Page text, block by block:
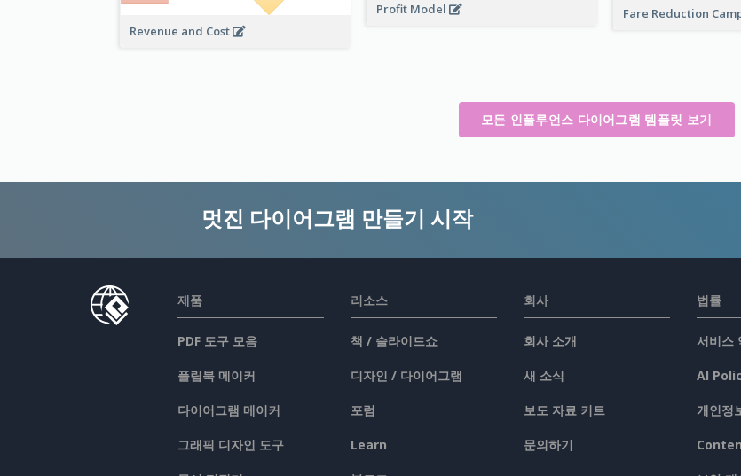
Revenue and Cost
Profit Model Fare Reduction
모든 인플루언스 다이어그램 템플릿 보기
멋진 다이어그램 만들기 시작
제품
PDF 도구 모음
플립북 메이커
다이어그램 메이커
그래픽 디자인 도구
리소스
책 / 슬라이드쇼
디자인 / 다이어그램
포럼
Learn
회사
회사 소개
새 소식
보도 자료 키트
문의하기
법률
서비스
AI
개인정